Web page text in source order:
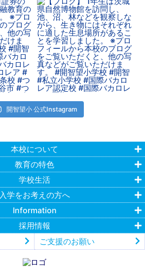
開智望小 公式Instagram
本校について
教育の特色
学校生活
入学をお考えの方へ
Information
採用情報
ご支援のお願い